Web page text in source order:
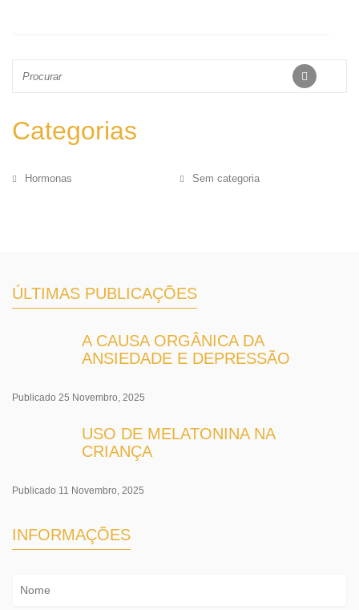
Categorias
Hormonas Sem categoria
ÚLTIMAS PUBLICAÇÕES
A CAUSA ORGÂNICA DA
ANSIEDADE E DEPRESSÃO
Publicado 25 Novembro, 2025
USO DE MELATONINA NA
CRIANÇA
Publicado 11 Novembro, 2025
INFORMAÇÕES